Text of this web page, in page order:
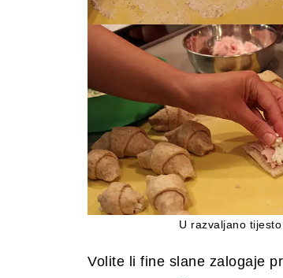
U razvaljano
Volite li fine slane zalogaje